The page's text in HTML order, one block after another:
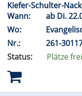
Kiefer-Schulter-
Wann:
ab Di.
Wo:
Nr.:
261-
Status:
Plätze frei